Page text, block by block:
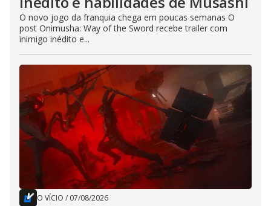
O novo jogo da franquia chega em poucas semanas O
post Onimusha: Way of the Sword recebe trailer com
inimigo inédito e...
O VÍCIO / 07/08/2026